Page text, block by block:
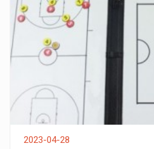
2023-04-28